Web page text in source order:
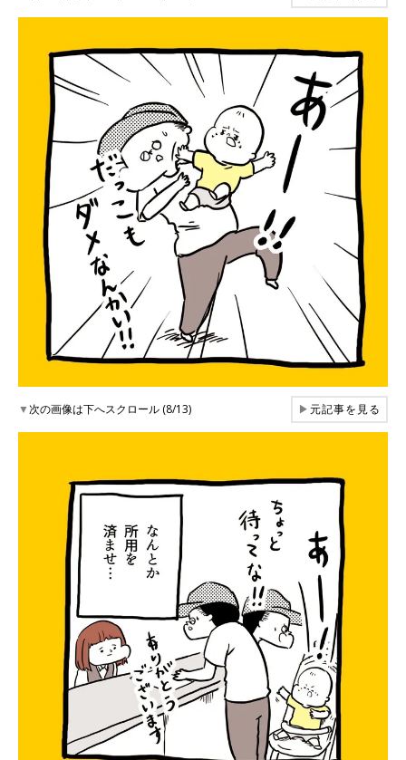
▼次の画像は下へスクロール (8/13) ▶元記事を見る